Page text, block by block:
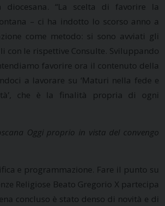
“La scelta di favorire la
– ci ha indotto lo scorso anno a
come metodo: si sono avviati gli
con le rispettive Consulte. Sviluppando
favorire ora il contenuto della
a lavorare su ‘Maturi nella fede e
che è la finalità propria di ogni
Oggi proprio in vista del convengo
e programmazione. Fare il punto su
Religiose Beato Gregorio X partecipa
concluso è stato denso di novità e di